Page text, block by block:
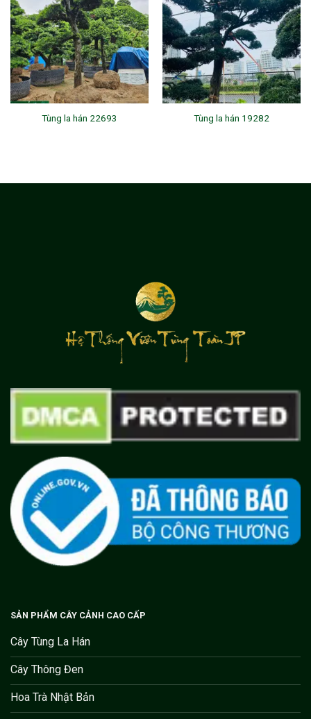
Tùng la hán 22693 Tùng la hán 19282
SẢN PHẨM CÂY CẢNH CAO CẤP
Cây Tùng La Hán
Cây Thông Đen
Hoa Trà Nhật Bản